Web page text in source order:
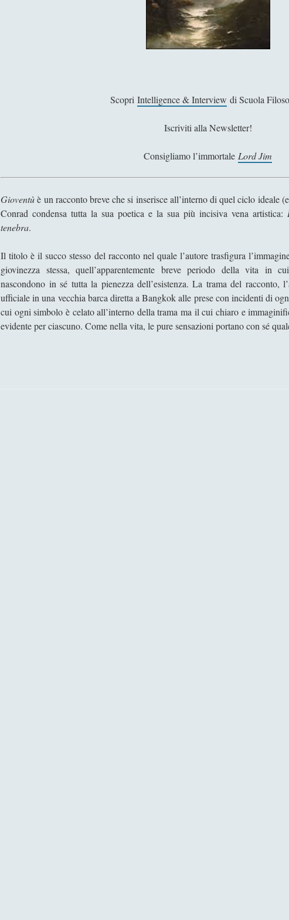
Scopri Intelligence & Interview di Scuola
Iscriviti alla Newsletter!
Consigliamo l’immortale Lord Jim
Gioventùè un racconto breve che si inserisce all’interno di quel ciclo ideale
Conrad condensa tutta la sua poetica e la sua più incisiva vena artistica:
tenebra.
Il titolo è il succo stesso del racconto nel quale l’autore trasfigura
giovinezza stessa, quell’apparentemente breve periodo della vita in
nascondono in sé tutta la pienezza dell’esistenza. La trama del racconto,
ufficiale in una vecchia barca diretta a Bangkok alle prese con incidenti di
cui ogni simbolo è celato all’interno della trama ma il cui chiaro e
evidente per ciascuno. Come nella vita, le pure sensazioni portano con sé